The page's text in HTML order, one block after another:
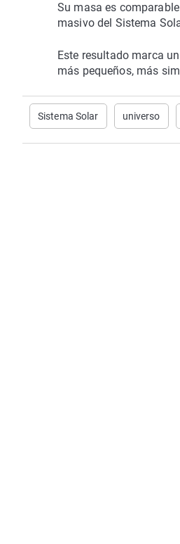
Su masa es
masivo del Sistema
Este resultado marca
más pequeños, más
Sistema Solar universo